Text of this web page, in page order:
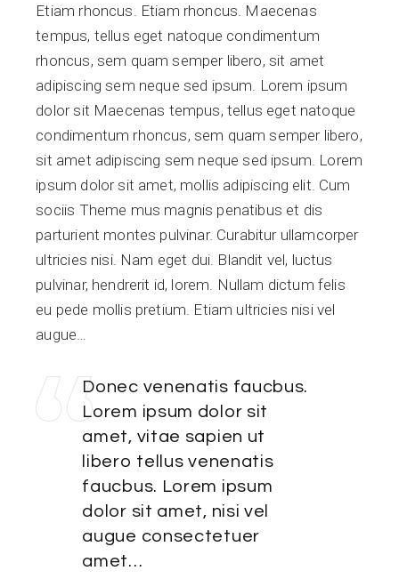
Etiam rhoncus. Etiam rhoncus. Maecenas
tempus, tellus eget natoque condimentum
rhoncus, sem quam semper libero, sit amet
adipiscing sem neque sed ipsum. Lorem ipsum
dolor sit Maecenas tempus, tellus eget natoque
condimentum rhoncus, sem quam semper libero,
sit amet adipiscing sem neque sed ipsum. Lorem
ipsum dolor sit amet, mollis adipiscing elit. Cum
sociis Theme mus magnis penatibus et dis
parturient montes pulvinar. Curabitur ullamcorper
ultricies nisi. Nam eget dui. Blandit vel, luctus
pulvinar, hendrerit id, lorem. Nullam dictum felis
eu pede mollis pretium. Etiam ultricies nisi vel
augue…
Donec venenatis faucbus.
Lorem ipsum dolor sit
amet, vitae sapien ut
libero tellus venenatis
faucbus. Lorem ipsum
dolor sit amet, nisi vel
augue consectetuer
amet…